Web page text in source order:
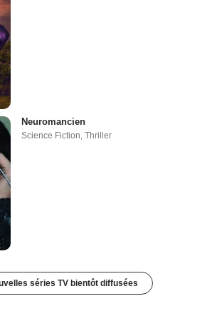
Neuromancien
Science Fiction,Thriller
séries TV bientôt diffusées